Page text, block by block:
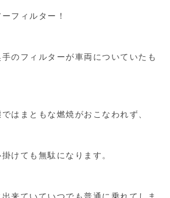
フィルター！
のフィルターが車両についていたも
はまともな燃焼がおこなわれず、
けても無駄になります。
来ていていつでも普通に乗れてしま